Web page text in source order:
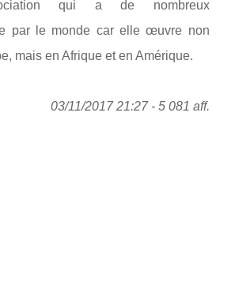
qui a de nombreux
par le monde car elle œuvre non
mais en Afrique et en Amérique.
03/11/2017 21:27 - 5 081 aff.